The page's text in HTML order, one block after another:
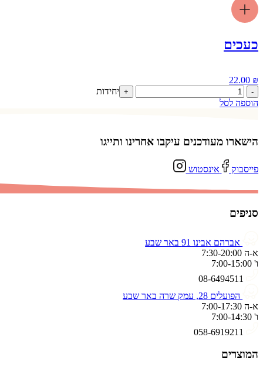
כעכים
22.00 ₪
-
כמות
של
+ יחידות
הוספה לסל
הישארו מעודכנים עיקבו אחרינו ותייגו
פייסבוק אינסטוש
סניפים
אברהם אבינו 91 באר שבע
א-ה 7:30-20:00
ו' 7:00-15:00
הפועלים 28, עמק שרה באר שבע
א-ה 7:00-17:30
ו' 7:00-14:30
המוצרים